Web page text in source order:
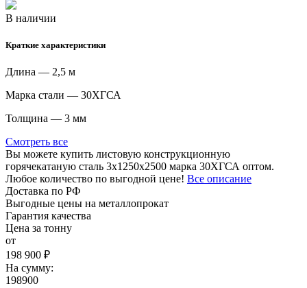
В наличии
Краткие характеристики
Длина — 2,5 м
Марка стали — 30ХГСА
Толщина — 3 мм
Смотреть все
Вы можете купить листовую конструкционную
горячекатаную сталь 3х1250х2500 марка 30ХГСА оптом.
Любое количество по выгодной цене! Все описание
Доставка по РФ
Выгодные цены на металлопрокат
Гарантия качества
Цена за тонну
от
198 900 ₽
На сумму:
198900